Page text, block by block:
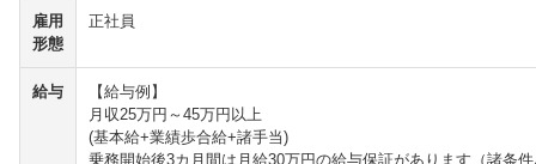
雇用
形態
正社員
給与
【給与例】
月収25万円～45万円以上
(基本給+業績歩合給+諸手当)
乗務開始後3カ月間は月給30万円の給与保証があります（諸条